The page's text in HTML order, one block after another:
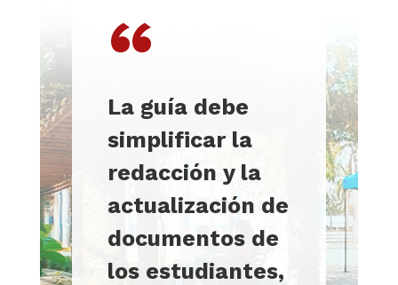
“
La guía debe
simplificar la
redacción y la
actualización de
documentos de
los estudiantes,